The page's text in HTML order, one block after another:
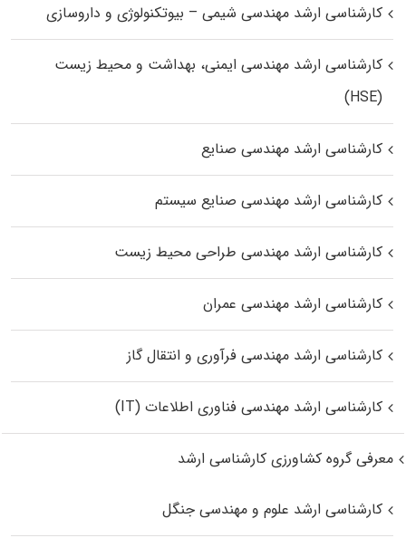
کارشناسی ارشد مهندسی شیمی – بیوتکنولوژی و داروسازی
کارشناسی ارشد مهندسی ایمنی، بهداشت و محیط زیست
(HSE)
کارشناسی ارشد مهندسی صنایع
کارشناسی ارشد مهندسی صنایع سیستم
کارشناسی ارشد مهندسی طراحی محیط زیست
کارشناسی ارشد مهندسی عمران
کارشناسی ارشد مهندسی فرآوری و انتقال گاز
کارشناسی ارشد مهندسی فناوری اطلاعات (IT)
معرفی گروه کشاورزی کارشناسی ارشد
کارشناسی ارشد علوم و مهندسی جنگل